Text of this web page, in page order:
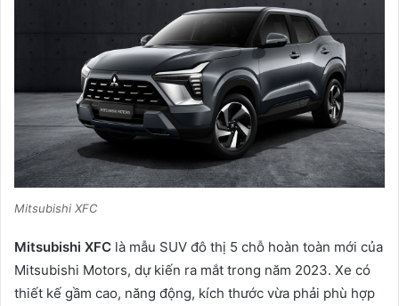
Mitsubishi XFC
Mitsubishi XFC là mẫu SUV đô thị 5 chỗ hoàn toàn mới của
Mitsubishi Motors, dự kiến ra mắt trong năm 2023. Xe có
thiết kế gầm cao, năng động, kích thước vừa phải phù hợp